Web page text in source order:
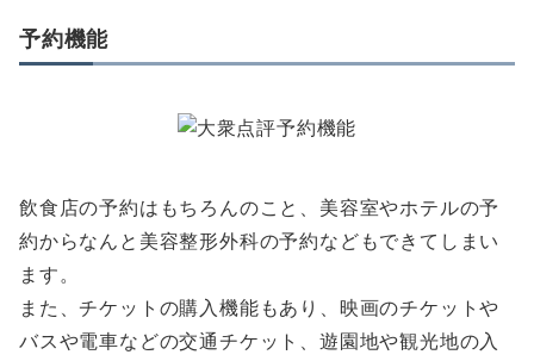
予約機能
飲食店の予約はもちろんのこと、美容室やホテルの予
約からなんと美容整形外科の予約などもできてしまい
ます。
また、チケットの購入機能もあり、映画のチケットや
バスや電車などの交通チケット、遊園地や観光地の入